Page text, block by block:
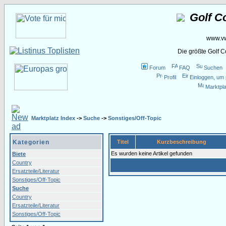
Golf
Die größte Golf
Forum FAQ
Suchen
Profil
Einloggen,
Marktplatz Index -> Suche -> Sonstiges/Off-Topic
Kategorien
Biete
Country
Ersatzteile/Literatur
Sonstiges/Off-Topic
Suche
Country
Ersatzteile/Literatur
Sonstiges/Off-Topic
Titel
Kurzbeschreibung
Es wurden keine Artikel gefunden